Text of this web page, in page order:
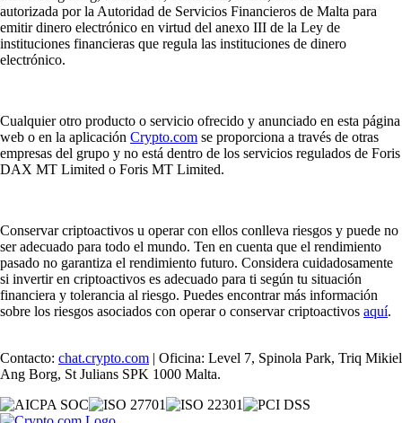
autorizada por la Autoridad de Servicios Financieros de Malta para
emitir dinero electrónico en virtud del anexo III de la Ley de
instituciones financieras que regula las instituciones de dinero
electrónico.
Cualquier otro producto o servicio ofrecido y anunciado en esta página
web o en la aplicación Crypto.com se proporciona a través de otras
empresas del grupo y no está dentro de los servicios regulados de Foris
DAX MT Limited o Foris MT Limited.
Conservar criptoactivos u operar con ellos conlleva riesgos y puede no
ser adecuado para todo el mundo. Ten en cuenta que el rendimiento
pasado no garantiza el rendimiento futuro. Considera cuidadosamente
si invertir en criptoactivos es adecuado para ti según tu situación
financiera y tolerancia al riesgo. Puedes encontrar más información
sobre los riesgos asociados con operar o conservar criptoactivos aquí.
Contacto: chat.crypto.com | Oficina: Level 7, Spinola Park, Triq Mikiel
Ang Borg, St Julians SPK 1000 Malta.